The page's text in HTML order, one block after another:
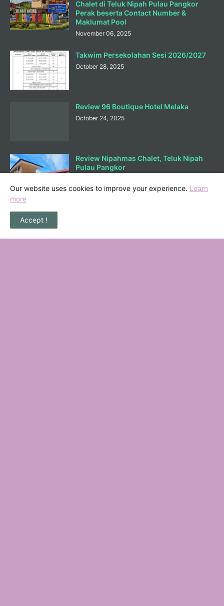
Chalet di Teluk Nipah Pulau Pangkor
Perak beserta Contact Number &
Maklumat Pool
November 06, 2025
Takwim Persekolahan Sesi 2026/2027
October 28, 2025
Review 96 Boutique Hotel Melaka
October 24, 2025
Review Nipahmas Chalet, Teluk Nipah
Pulau Pangkor
Our website uses cookies to improve your experience. Learn
more
Accept !